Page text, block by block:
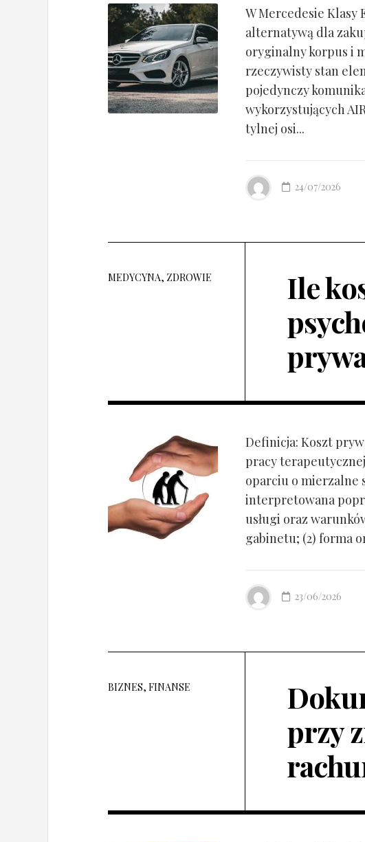
W Mercedesie Klasy
alternatywą dla
oryginalny korpus i
rzeczywisty stan
pojedynczy
wykorzystujących
tylnej osi...
24/07/2026
MEDYCYNA, ZDROWIE
Ile
Definicja: Koszt
pracy
oparciu o mierzalne
interpretowana
usługi oraz
gabinetu; (2) forma
23/06/2026
BIZNES, FINANSE
przy